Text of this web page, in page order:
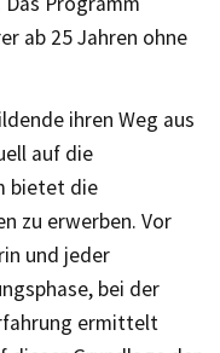
ab 25 Jahren ohne
ihren Weg aus
auf die
bietet die
zu erwerben. Vor
und jeder
bei der
ermittelt